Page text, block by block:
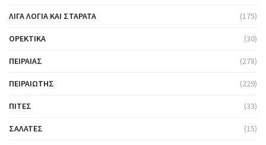
ΛΊΓΑ ΛΌΓΙΑ ΚΑΙ ΣΤΑΡΆΤΑ (175)
ΟΡΕΚΤΙΚΆ (30)
ΠΕΙΡΑΙΆΣ (278)
ΠΕΙΡΑΙΏΤΗΣ (229)
ΠΊΤΕΣ (33)
ΣΑΛΆΤΕΣ (15)